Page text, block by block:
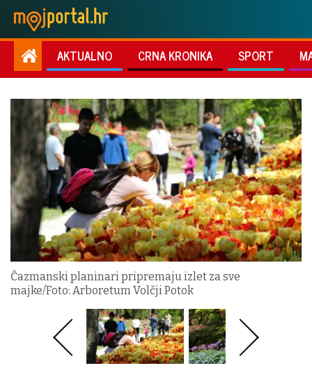
AKTUALNO CRNA KRONIKA SPORT
Čazmanski planinari pripremaju izlet za sve
majke/Foto: Arboretum Volčji Potok